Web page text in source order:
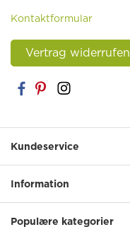
Kontaktformular
Vertrag widerrufen
Kundeservice
Information
Populære kategorier